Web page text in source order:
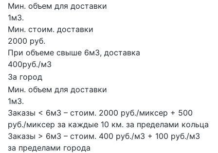
Мин. объем для доставки
1м3.
Мин. стоим. доставки
2000 руб.
При объеме свыше 6м3, доставка
400руб./м3
За город
Мин. объем для доставки
1м3.
Заказы < 6м3 – стоим. 2000 руб./миксер + 500
руб./миксер за каждые 10 км. за пределами кольца
Заказы > 6м3 – стоим. 400 руб./м3 + 100 руб./м3
за пределами города